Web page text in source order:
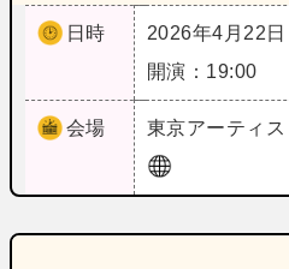
日時
2026年4月22日
開演：19:00
会場 東京アーティ